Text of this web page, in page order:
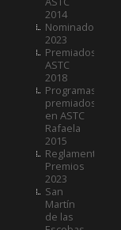
2014
Nominados
2023
Premiados
ASTC
2018
Programas
premiados
en ASTC
Rafaela
2015
Reglamento
Premios
2023
San
Martín
de las